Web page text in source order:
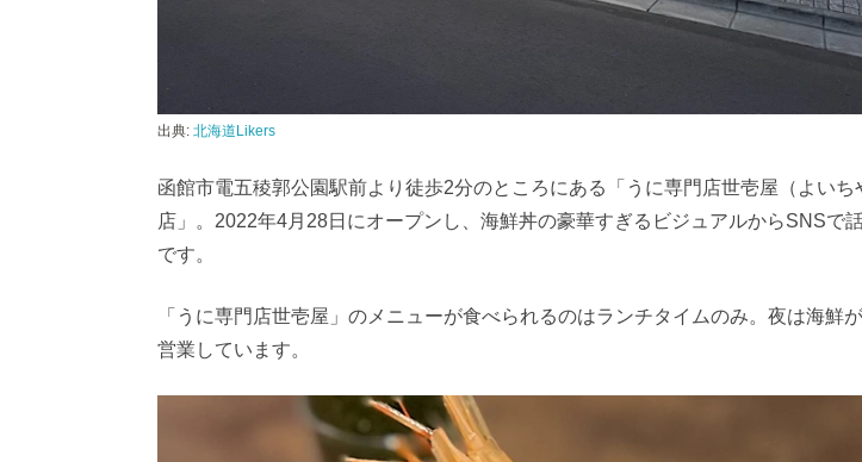
出典: 北海道Likers
函館市電五稜郭公園駅前より徒歩2分のところにある「うに専門店世壱屋（よいち
店」。2022年4月28日にオープンし、海鮮丼の豪華すぎるビジュアルからSNSで
です。
「うに専門店世壱屋」のメニューが食べられるのはランチタイムのみ。夜は海鮮
営業しています。